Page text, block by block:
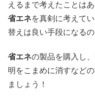
えるまで考えたことは
省エネを真剣に考えて
替えは良い手段になる
省エネの製品を購入し
明をこまめに消すなどの
ましょう！